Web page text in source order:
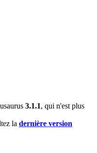
3.1.1, qui n'est plus
la dernière version